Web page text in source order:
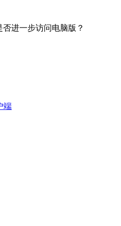
进一步访问电脑版？
端